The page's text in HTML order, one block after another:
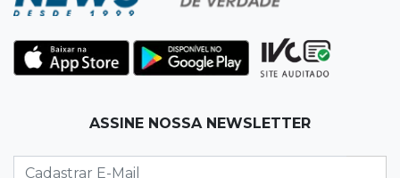
Justiça suspende expediente por dois dias e
só volta na próxima quarta
Vídeo
e morre a caminho do hospital
ASSINE NOSSA NEWSLETTER